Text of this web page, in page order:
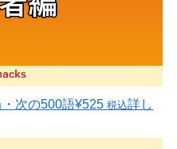
次の500語¥525 税込詳し